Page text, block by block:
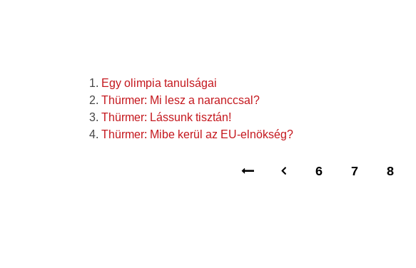
Egy olimpia tanulságai
Thürmer: Mi lesz a naranccsal?
Thürmer: Lássunk tisztán!
Thürmer: Mibe kerül az EU-elnökség?
6 7 8